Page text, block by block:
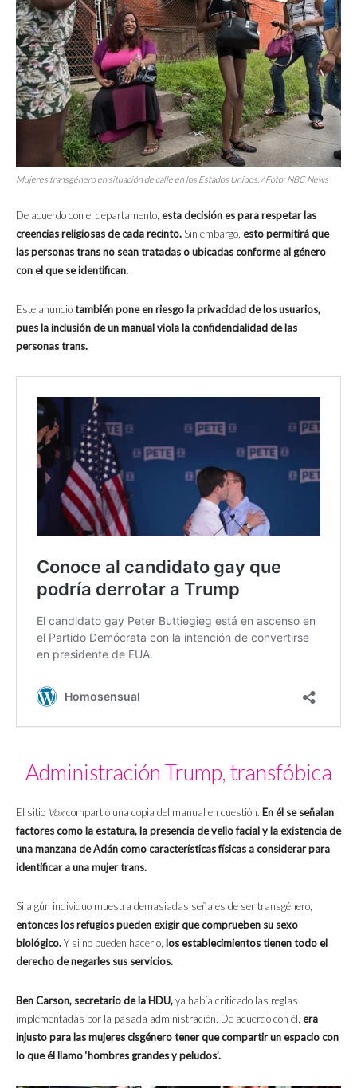
Mujeres transgénero en situación de calle en los Estados Unidos. / Foto: NBC News
De acuerdo con el departamento, esta decisión es para respetar las
creencias religiosas de cada recinto. Sin embargo, esto permitirá que
las personas trans no sean tratadas o ubicadas conforme al género
con el que se identifican.
Este anunciotambién pone en riesgo la privacidad de los usuarios,
pues la inclusión de un manual viola la confidencialidad de las
personas trans.
Administración Trump, transfóbica
El sitio Voxcompartió una copia del manual en cuestión. En él se señalan
factores como la estatura, la presencia de vello facial y la existencia de
una manzana de Adán como características físicas a considerar para
identificar a una mujer trans.
Si algún individuo muestra demasiadas señales de ser transgénero,
entonces los refugios pueden exigir que comprueben su sexo
biológico.Y si no pueden hacerlo, los establecimientos tienen todo el
derecho de negarles sus servicios.
Ben Carson, secretario de la HDU,ya había criticado las reglas
implementadas por la pasada administración. De acuerdo con él, era
injusto para las mujeres cisgénero tener que compartir un espacio con
lo que él llamo ‘hombres grandes y peludos’.